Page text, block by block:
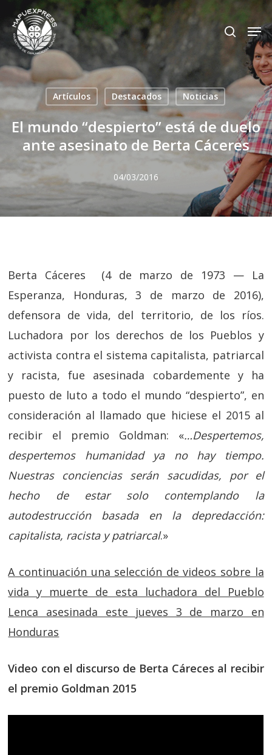
Skip
to
main
content
search
Artículos Destacados Noticias
El mundo “despierto” está de duelo
ante asesinato de Berta Cáceres
04/03/2016
Berta Cáceres (4 de marzo de 1973 — La
Esperanza, Honduras, 3 de marzo de 2016),
defensora de vida, del territorio, de los ríos.
Luchadora por los derechos de los Pueblos y
activista contra el sistema capitalista, patriarcal
y racista, fue asesinada cobardemente y ha
puesto de luto a todo el mundo “despierto”, en
consideración al llamado que hiciese el 2015 al
recibir el premio Goldman: «…Despertemos,
despertemos humanidad ya no hay tiempo.
Nuestras conciencias serán sacudidas, por el
hecho de estar solo contemplando la
autodestrucción basada en la depredacción:
capitalista, racista y patriarcal.»
A continuación una selección de videos sobre la
vida y muerte de esta luchadora del Pueblo
Lenca asesinada este jueves 3 de marzo en
Honduras
Video con el discurso de Berta Cáreces al recibir
el premio Goldman 2015
Close
Menu